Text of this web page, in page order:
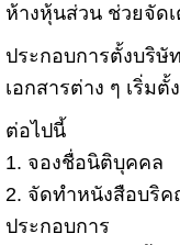
ห้างหุ้นส่วน ช่วยจัดเ
ประกอบการตั้งบริษั
เอกสารต่าง ๆ เริ่ม
ต่อไปนี้
1. จองชื่อนิติบุคคล
2. จัดทำหนังสือบริ
ประกอบการ